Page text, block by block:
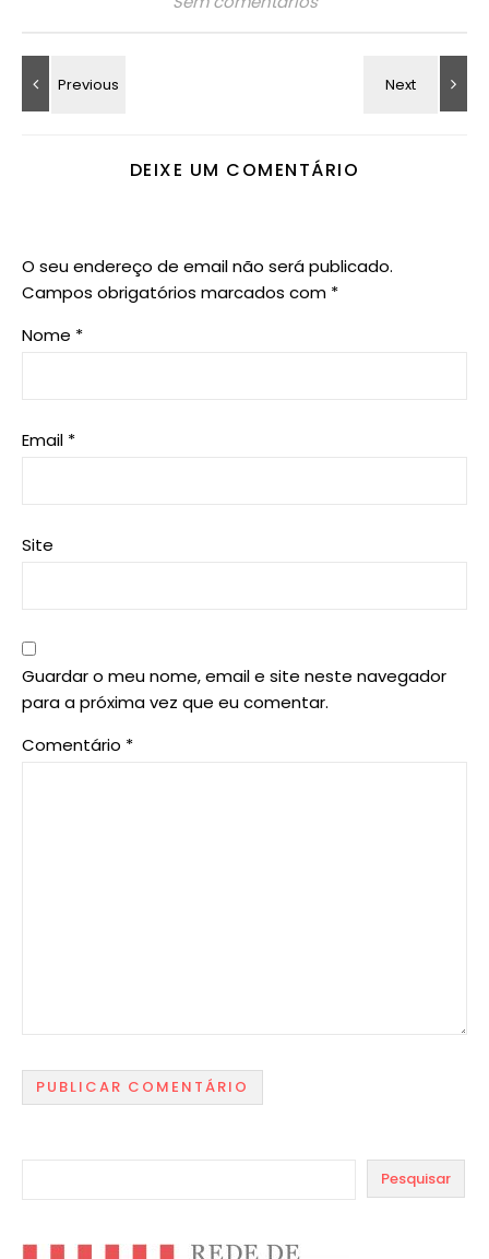
DEIXE UM COMENTÁRIO
O seu endereço de email não será publicado.
Campos obrigatórios marcados com *
Nome *
Email *
Site
Guardar o meu nome, email e site neste navegador
para a próxima vez que eu comentar.
Comentário *
Pesquisar